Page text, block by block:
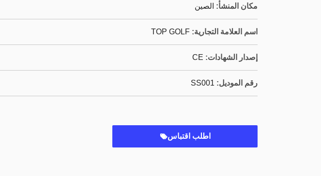
مكان المنشأ: الصين
اسم العلامة التجارية: TOP GOLF
إصدار الشهادات: CE
رقم الموديل: SS001
اطلب اقتباس